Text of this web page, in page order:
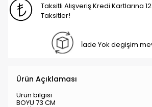
Taksitli Alışveriş Kredi Kartlarına
Taksitler!
İade Yok degişim
Ürün Açıklaması
Ürün bilgisi
BOYU 73 CM